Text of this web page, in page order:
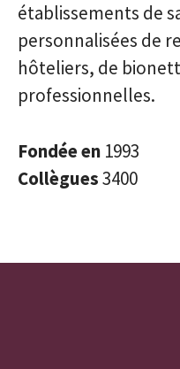
établissements de
personnalisées de
hôteliers, de
professionnelles.
Fondée en 1993
Collègues3400